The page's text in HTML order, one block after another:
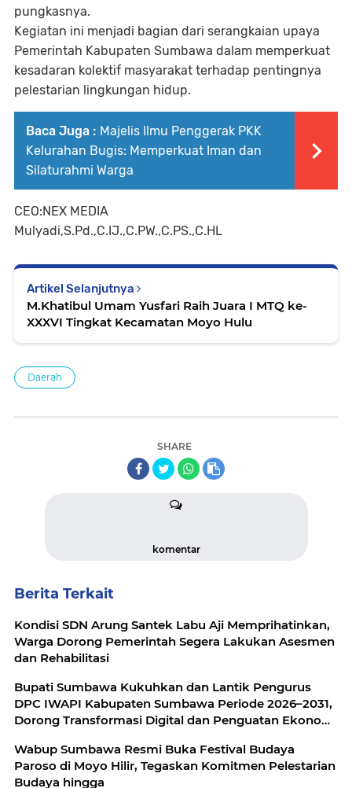
pungkasnya.
Kegiatan ini menjadi bagian dari serangkaian upaya
Pemerintah Kabupaten Sumbawa dalam memperkuat
kesadaran kolektif masyarakat terhadap pentingnya
pelestarian lingkungan hidup.
Baca Juga : Majelis Ilmu Penggerak PKK
Kelurahan Bugis: Memperkuat Iman dan
Silaturahmi Warga
CEO:NEX MEDIA
Mulyadi,S.Pd.,C.IJ.,C.PW.,C.PS.,C.HL
Artikel Selanjutnya
M.Khatibul Umam Yusfari Raih Juara I MTQ ke-
XXXVI Tingkat Kecamatan Moyo Hulu
Daerah
SHARE
komentar
Berita Terkait
Kondisi SDN Arung Santek Labu Aji Memprihatinkan,
Warga Dorong Pemerintah Segera Lakukan Asesmen
dan Rehabilitasi
Bupati Sumbawa Kukuhkan dan Lantik Pengurus
DPC IWAPI Kabupaten Sumbawa Periode 2026–2031,
Dorong Transformasi Digital dan Penguatan Ekonomi
Wabup Sumbawa Resmi Buka Festival Budaya
Paroso di Moyo Hilir, Tegaskan Komitmen Pelestarian
Budaya hingga